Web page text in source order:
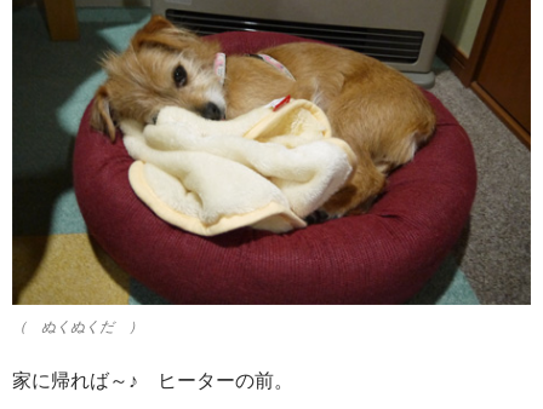
（ ぬくぬくだ ）
家に帰れば～♪ ヒーターの前。